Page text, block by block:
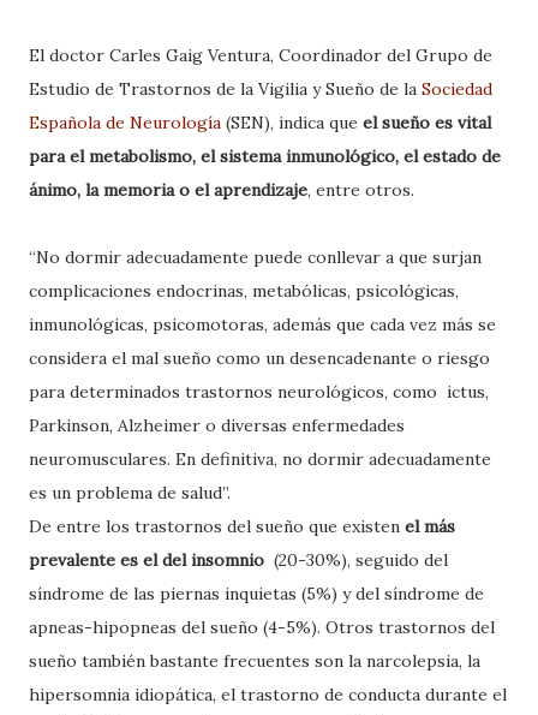
El doctor Carles Gaig Ventura, Coordinador del Grupo de
Estudio de Trastornos de la Vigilia y Sueño de la Sociedad
Española de Neurología (SEN), indica que el sueño es vital
para el metabolismo, el sistema inmunológico, el estado de
ánimo, la memoria o el aprendizaje, entre otros.
“No dormir adecuadamente puede conllevar a que surjan
complicaciones endocrinas, metabólicas, psicológicas,
inmunológicas, psicomotoras, además que cada vez más se
considera el mal sueño como un desencadenante o riesgo
para determinados trastornos neurológicos, como ictus,
Parkinson, Alzheimer o diversas enfermedades
neuromusculares. En definitiva, no dormir adecuadamente
es un problema de salud”.
De entre los trastornos del sueño que existen el más
prevalente es el del insomnio (20-30%), seguido del
síndrome de las piernas inquietas (5%) y del síndrome de
apneas-hipopneas del sueño (4-5%). Otros trastornos del
sueño también bastante frecuentes son la narcolepsia, la
hipersomnia idiopática, el trastorno de conducta durante el